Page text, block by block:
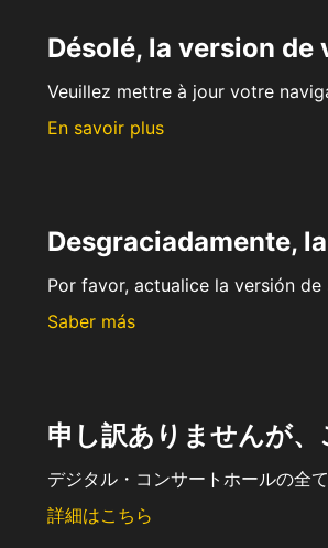
Désolé, la version de
Veuillez mettre à jour votre
En savoir plus
Desgraciadamente,
Por favor, actualice la versión
Saber más
申し訳ありませんが
デジタル・コンサートホールの全
詳細はこちら